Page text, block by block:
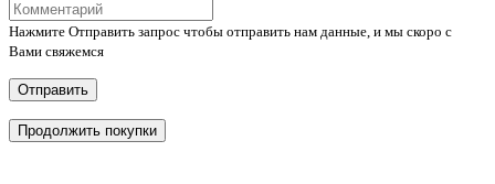
Нажмите Отправить запрос чтобы отправить нам данные, и мы скоро с
Вами свяжемся
Отправить
Продолжить покупки